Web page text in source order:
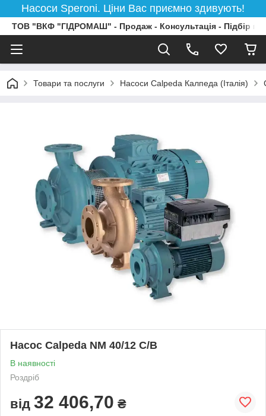
Насоси Speroni. Ціни Вас приємно здивують!
ТОВ "ВКФ "ГІДРОМАШ" - Продаж - Консультація - Підбір
Товари та послуги Насоси Calpeda Калпеда (Італія)
Насос Calpeda NM 40/12 C/B
В наявності
Роздріб
від 32 406,70 ₴